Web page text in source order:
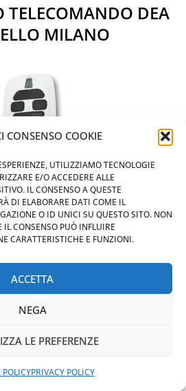
CONSENSO COOKIE
UTILIZZIAMO TECNOLOGIE
E/O ACCEDERE ALLE
IL CONSENSO A QUESTE
DI ELABORARE DATI COME IL
O ID UNICI SU QUESTO SITO. NON
CONSENSO PUÒ INFLUIRE
CARATTERISTICHE E FUNZIONI.
ACCETTA
NEGA
LE PREFERENZE
PRIVACY POLICY
TELECOMANDO DEA
MILANO
DEA
MILANO
TELECOMANDO DEA
MILANO
MAPS
ORA
IMMEDIATO